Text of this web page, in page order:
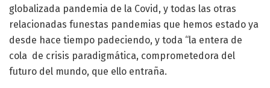
globalizada pandemia de la Covid, y todas las otras
relacionadas funestas pandemias que hemos estado ya
desde hace tiempo padeciendo, y toda “la entera de
cola de crisis paradigmática, comprometedora del
futuro del mundo, que ello entraña.